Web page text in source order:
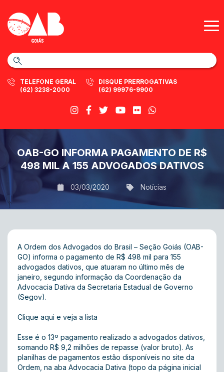
TELEFONE GERAL
(62) 3238-2000
DISQUE PRERROGATIVAS
(62) 99976-9900
OAB-GO INFORMA PAGAMENTO DE R$
498 MIL A 155 ADVOGADOS DATIVOS
03/03/2020 Notícias
A Ordem dos Advogados do Brasil – Seção Goiás (OAB-
GO) informa o pagamento de R$ 498 mil para 155
advogados dativos, que atuaram no último mês de
janeiro, segundo informação da Coordenação da
Advocacia Dativa da Secretaria Estadual de Governo
(Segov).
Clique aqui e veja a lista
Esse é o 13º pagamento realizado a advogados dativos,
somando R$ 9,2 milhões de repasse (valor bruto). As
planilhas de pagamentos estão disponíveis no site da
Ordem, na aba Advocacia Dativa (topo da página inicial